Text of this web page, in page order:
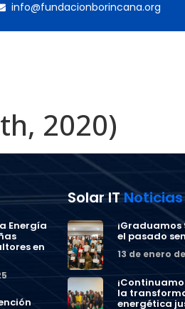
info@fundacionborincana.org
2020)
Energía
en
Solar ITNoticias
el pasado
13 de enero
la
energética